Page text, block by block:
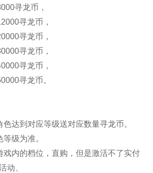
寻龙币，
寻龙币，
寻龙币，
寻龙币，
寻龙币，
寻龙币。
达到对应等级送对应数量寻龙币。
级为准。
戏内的档位，直购，但是激活不了实付
动、